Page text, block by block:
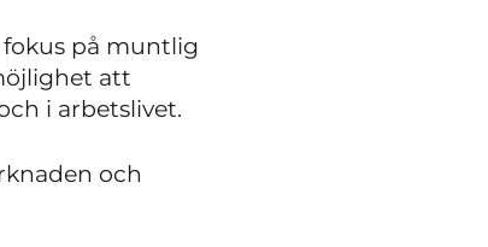
fokus på muntlig
att
i arbetslivet.
och